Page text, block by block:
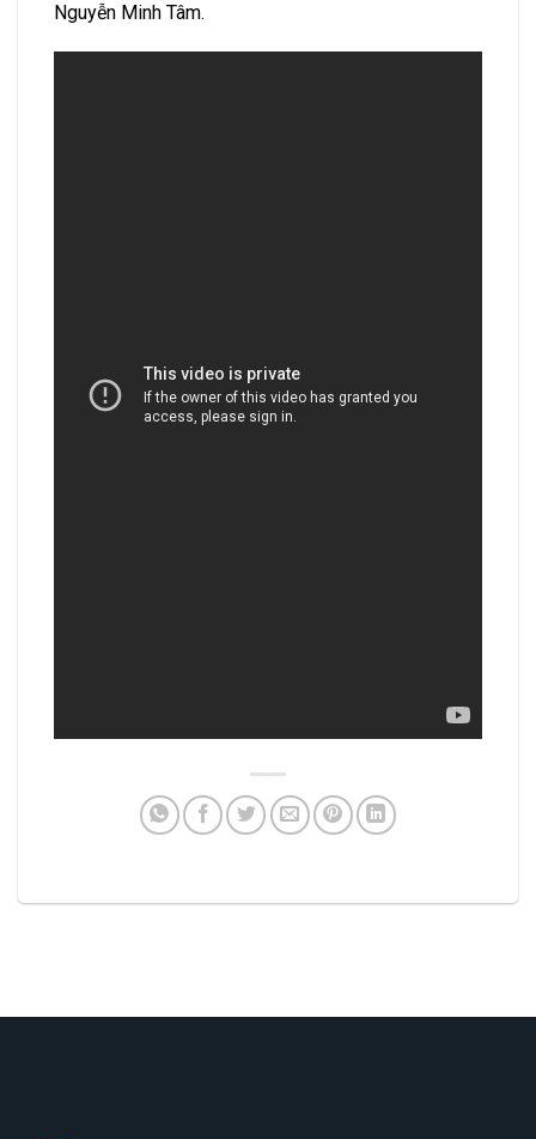
Nguyễn Minh Tâm.